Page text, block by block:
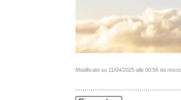
Modificato su 11/04/2025 alle 00:56 da